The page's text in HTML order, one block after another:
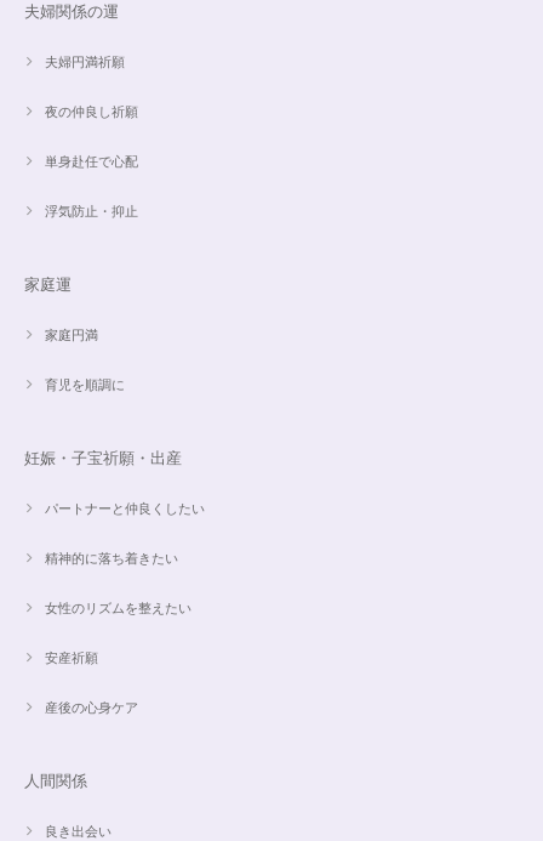
夫婦関係の運
夫婦円満祈願
夜の仲良し祈願
単身赴任で心配
浮気防止・抑止
家庭運
家庭円満
育児を順調に
妊娠・子宝祈願・出産
パートナーと仲良くしたい
精神的に落ち着きたい
女性のリズムを整えたい
安産祈願
産後の心身ケア
人間関係
良き出会い